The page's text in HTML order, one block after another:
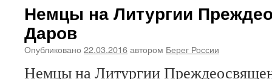
Немцы на Литургии
Даров
Опубликовано 22.03.2016автором Берег России
Немцы на Литургии